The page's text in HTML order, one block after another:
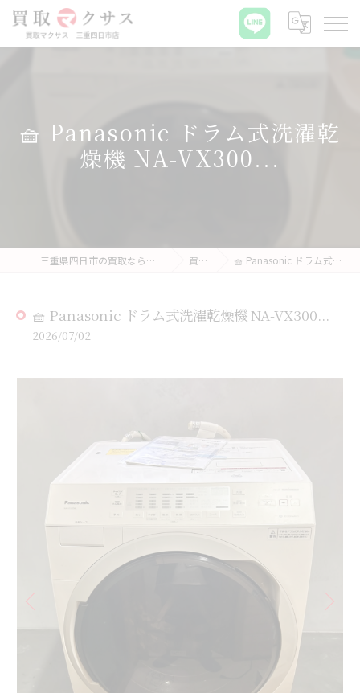
🧺 Panasonic ドラム式洗濯乾
燥機 NA-VX300...
三重県四日市の買取なら買取マクサス 三重四日市店 買取実績 🧺 Panasonic ドラム式洗濯乾燥機 NA-VX300...
🧺 Panasonic ドラム式洗濯乾燥機 NA-VX300...
2026/07/02